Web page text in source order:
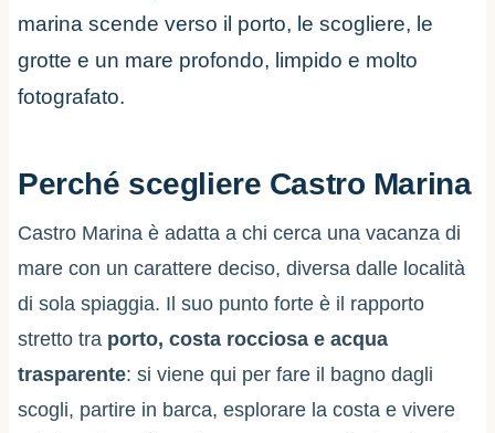
marina scende verso il porto, le scogliere, le
grotte e un mare profondo, limpido e molto
fotografato.
Perché scegliere Castro Marina
Castro Marina è adatta a chi cerca una vacanza di
mare con un carattere deciso, diversa dalle località
di sola spiaggia. Il suo punto forte è il rapporto
stretto tra porto, costa rocciosa e acqua
trasparente: si viene qui per fare il bagno dagli
scogli, partire in barca, esplorare la costa e vivere